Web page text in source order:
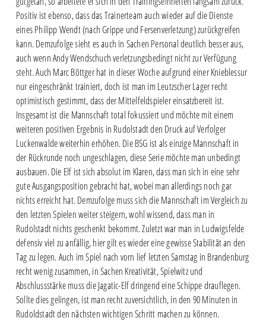
Positiv ist ebenso, dass das Trainerteam auch wieder auf die Dienste
eines Philipp Wendt (nach Grippe und Fersenverletzung) zurückgreifen
kann. Demzufolge sieht es auch in Sachen Personal deutlich besser aus,
auch wenn Andy Wendschuch verletzungsbedingt nicht zur Verfügung
steht. Auch Marc Böttger hat in dieser Woche aufgrund einer Knieblessur
nur eingeschränkt trainiert, doch ist man im Leutzscher Lager recht
optimistisch gestimmt, dass der Mittelfeldspieler einsatzbereit ist.
Insgesamt ist die Mannschaft total fokussiert und möchte mit einem
weiteren positiven Ergebnis in Rudolstadt den Druck auf Verfolger
Luckenwalde weiterhin erhöhen. Die BSG ist als einzige Mannschaft in
der Rückrunde noch ungeschlagen, diese Serie möchte man unbedingt
ausbauen. Die Elf ist sich absolut im Klaren, dass man sich in eine sehr
gute Ausgangsposition gebracht hat, wobei man allerdings noch gar
nichts erreicht hat. Demzufolge muss sich die Mannschaft im Vergleich zu
den letzten Spielen weiter steigern, wohl wissend, dass man in
Rudolstadt nichts geschenkt bekommt. Zuletzt war man in Ludwigsfelde
defensiv viel zu anfällig, hier gilt es wieder eine gewisse Stabilität an den
Tag zu legen. Auch im Spiel nach vorn lief letzten Samstag in Brandenburg
recht wenig zusammen, in Sachen Kreativität, Spielwitz und
Abschlussstärke muss die Jagatic-Elf dringend eine Schippe drauflegen.
Sollte dies gelingen, ist man recht zuversichtlich, in den 90 Minuten in
Rudoldstadt den nächsten wichtigen Schritt machen zu können.